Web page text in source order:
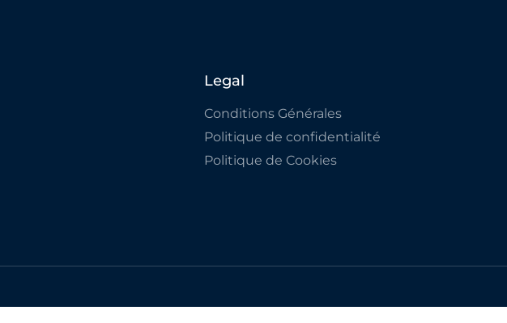
Legal
Conditions Générales
Politique de confidentialité
Politique de Cookies